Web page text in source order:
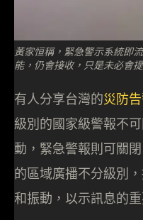
黃家恒稱，緊急警示系統即
能，仍會接收，只是未必會
有人分享台灣的災防
級別的國家級警報不
動，緊急警報則可關
的區域廣播不分級別
和振動，以示訊息的重